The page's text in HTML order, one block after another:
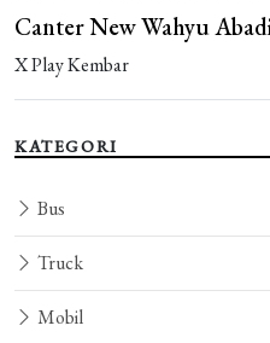
Canter New Wahyu
X Play Kembar
KATEGORI
Bus
Truck
Mobil